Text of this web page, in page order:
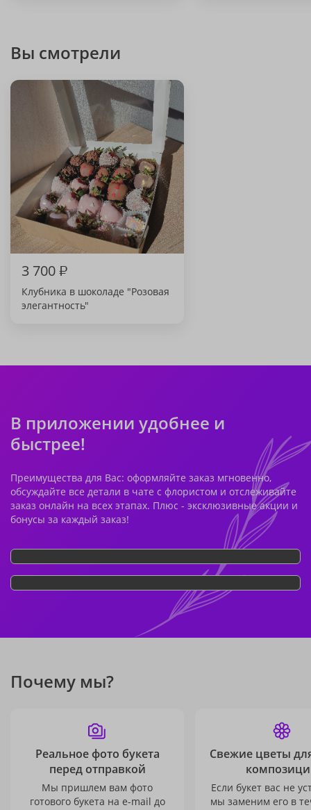
Вы смотрели
3 700₽
Клубника в шоколаде "Розовая
элегантность"
В приложении удобнее и
быстрее!
Преимущества для Вас: оформляйте заказ мгновенно,
обсуждайте все детали в чате с флористом и отслеживайте
заказ онлайн на всех этапах. Плюс - эксклюзивные акции и
бонусы за каждый заказ!
Почему мы?
Реальное фото букета
перед отправкой
Мы пришлем вам фото
готового букета на e-mail до
Свежие цветы
Если букет вас не
мы заменим его в